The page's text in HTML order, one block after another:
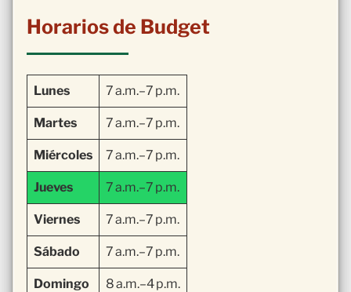
Horarios de Budget
Lunes 7 a.m.–7 p.m.
Martes 7 a.m.–7 p.m.
Miércoles 7 a.m.–7 p.m.
Jueves 7 a.m.–7 p.m.
Viernes 7 a.m.–7 p.m.
Sábado 7 a.m.–7 p.m.
Domingo 8 a.m.–4 p.m.